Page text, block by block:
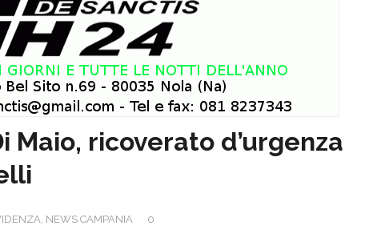
Maio, ricoverato d’urgenza
NEWS CAMPANIA 0